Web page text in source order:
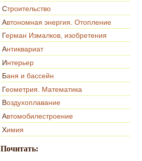
Строительство
Автономная энергия. Отопление
Герман Измалков, изобретения
Антиквариат
Интерьер
Баня и бассейн
Геометрия. Математика
Воздухоплавание
Автомобилестроение
Химия
Почитать: